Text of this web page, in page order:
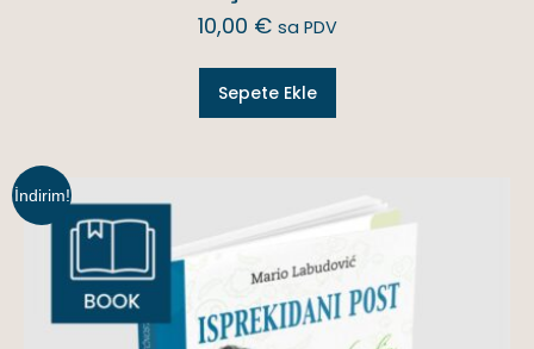
10,00 € sa PDV
Sepete Ekle
İndirim!